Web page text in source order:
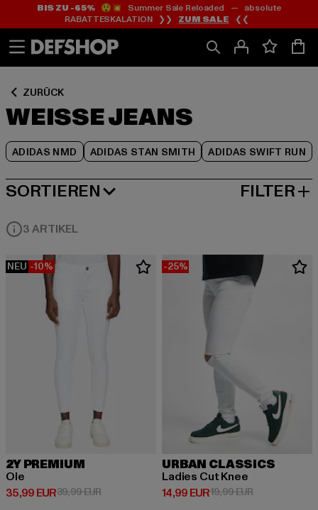
Zum
Inhalt
springen
Zum
Fußzeile
springen
BIS ZU -65%😲💥 Summer Sale Reloaded — absolute
RABATTESKALATION ❯❯ ZUM SALE ❮❮
ZURÜCK
WEISSE JEANS
ADIDAS NMD ADIDAS STAN SMITH ADIDAS SWIFT RUN
Zum
Produktraster
springen
SORTIEREN
BELIEBTESTE FILTER
3 ARTIKEL
NEU -10%
2Y PREMIUM
Ole
35,99 EUR
Derzeitiger Preis: 35,99 EUR
39,99 EURAktionspreis: 39,99 EUR
-25%
URBAN CLASSICS
Ladies Cut Knee
14,99 EUR
Derzeitiger Preis: 14,99 EUR
19,99 EURAktionspreis: